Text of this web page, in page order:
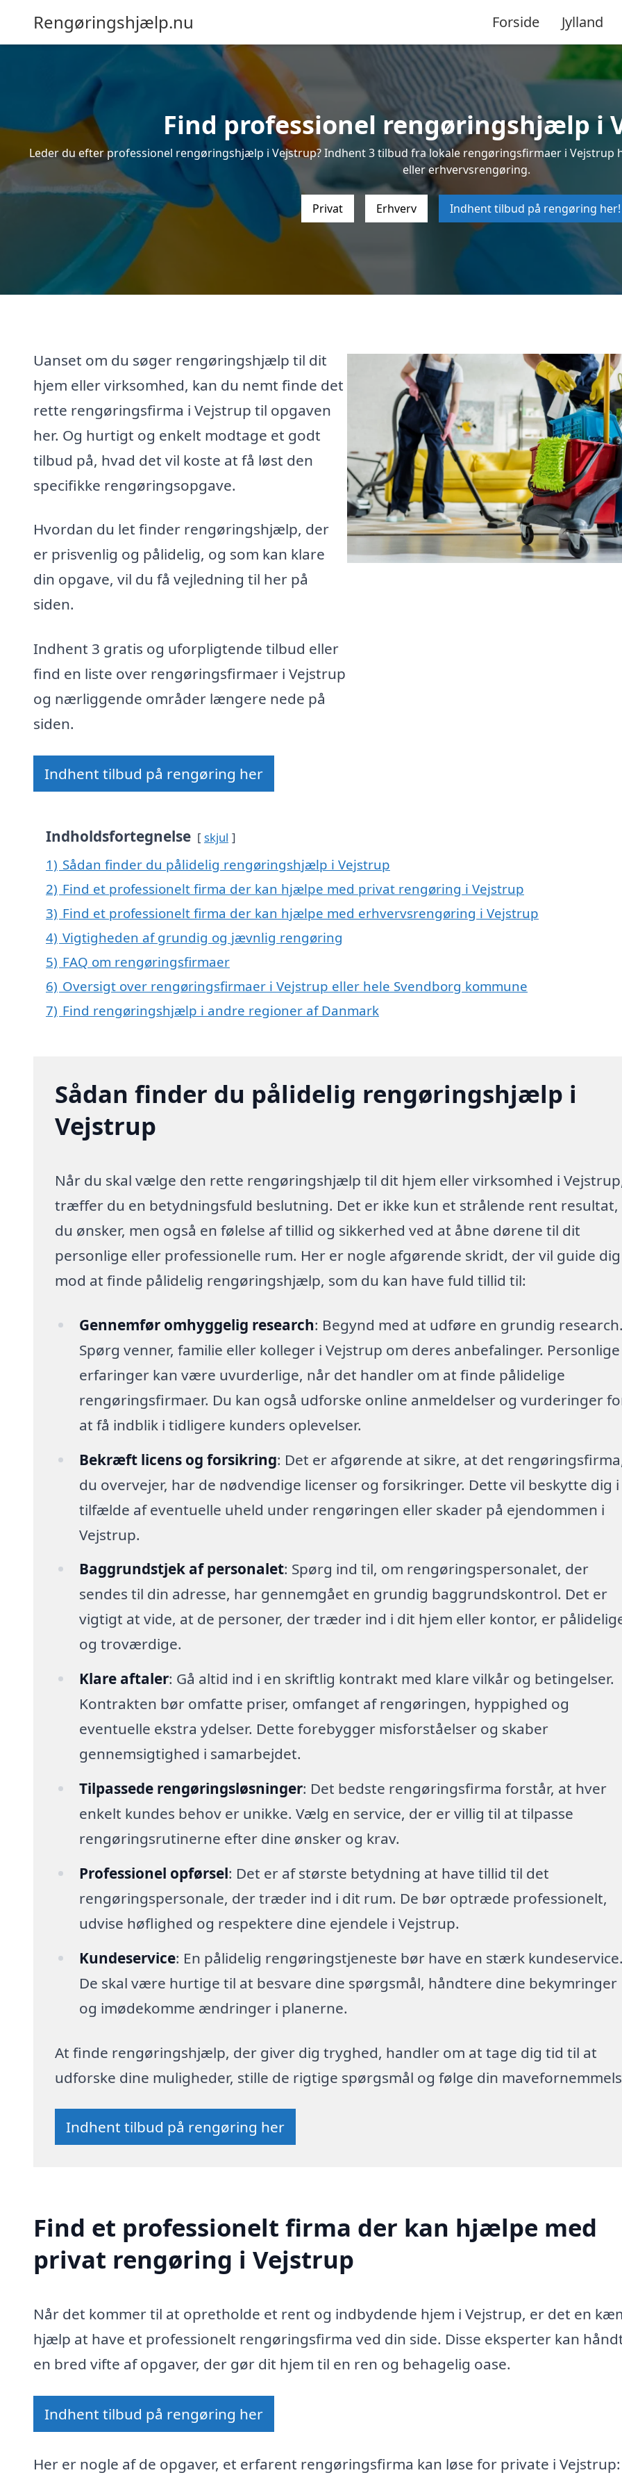
Rengøringshjælp.nu Forside Jylland
Find professionel rengøringshjælp i
Leder du efter professionel rengøringshjælp i Vejstrup? Indhent 3 tilbud fra lokale rengøringsfirmaer i
eller erhvervsrengøring.
Privat Erhverv Indhent tilbud på rengøring her!
Uanset om du søger rengøringshjælp til dit
hjem eller virksomhed, kan du nemt finde det
rette rengøringsfirma i Vejstrup til opgaven
her. Og hurtigt og enkelt modtage et godt
tilbud på, hvad det vil koste at få løst den
specifikke rengøringsopgave.
Hvordan du let finder rengøringshjælp, der
er prisvenlig og pålidelig, og som kan klare
din opgave, vil du få vejledning til her på
siden.
Indhent 3 gratis og uforpligtende tilbud eller
find en liste over rengøringsfirmaer i Vejstrup
og nærliggende områder længere nede på
siden.
Indhent tilbud på rengøring her
Indholdsfortegnelse skjul
1) Sådan finder du pålidelig rengøringshjælp i Vejstrup
2) Find et professionelt firma der kan hjælpe med privat rengøring i Vejstrup
3) Find et professionelt firma der kan hjælpe med erhvervsrengøring i Vejstrup
4) Vigtigheden af grundig og jævnlig rengøring
5) FAQ om rengøringsfirmaer
6) Oversigt over rengøringsfirmaer i Vejstrup eller hele Svendborg kommune
7) Find rengøringshjælp i andre regioner af Danmark
Sådan finder du pålidelig rengøringshjælp i
Vejstrup
Når du skal vælge den rette rengøringshjælp til dit hjem eller virksomhed i
træffer du en betydningsfuld beslutning. Det er ikke kun et strålende rent resultat,
du ønsker, men også en følelse af tillid og sikkerhed ved at åbne dørene til dit
personlige eller professionelle rum. Her er nogle afgørende skridt, der vil guide dig
mod at finde pålidelig rengøringshjælp, som du kan have fuld tillid til:
Gennemfør omhyggelig research: Begynd med at udføre en grundig
Spørg venner, familie eller kolleger i Vejstrup om deres anbefalinger. Personlige
erfaringer kan være uvurderlige, når det handler om at finde pålidelige
rengøringsfirmaer. Du kan også udforske online anmeldelser og vurderinger
at få indblik i tidligere kunders oplevelser.
Bekræft licens og forsikring: Det er afgørende at sikre, at det
du overvejer, har de nødvendige licenser og forsikringer. Dette vil beskytte dig i
tilfælde af eventuelle uheld under rengøringen eller skader på ejendommen i
Vejstrup.
Baggrundstjek af personalet: Spørg ind til, om rengøringspersonalet, der
sendes til din adresse, har gennemgået en grundig baggrundskontrol. Det er
vigtigt at vide, at de personer, der træder ind i dit hjem eller kontor, er
og troværdige.
Klare aftaler: Gå altid ind i en skriftlig kontrakt med klare vilkår og betingelser.
Kontrakten bør omfatte priser, omfanget af rengøringen, hyppighed og
eventuelle ekstra ydelser. Dette forebygger misforståelser og skaber
gennemsigtighed i samarbejdet.
Tilpassede rengøringsløsninger: Det bedste rengøringsfirma forstår, at hver
enkelt kundes behov er unikke. Vælg en service, der er villig til at tilpasse
rengøringsrutinerne efter dine ønsker og krav.
Professionel opførsel: Det er af største betydning at have tillid til det
rengøringspersonale, der træder ind i dit rum. De bør optræde professionelt,
udvise høflighed og respektere dine ejendele i Vejstrup.
Kundeservice: En pålidelig rengøringstjeneste bør have en stærk
De skal være hurtige til at besvare dine spørgsmål, håndtere dine bekymringer
og imødekomme ændringer i planerne.
At finde rengøringshjælp, der giver dig tryghed, handler om at tage dig tid til at
udforske dine muligheder, stille de rigtige spørgsmål og følge din
Indhent tilbud på rengøring her
Find et professionelt firma der kan hjælpe med
privat rengøring i Vejstrup
Når det kommer til at opretholde et rent og indbydende hjem i Vejstrup, er det en
hjælp at have et professionelt rengøringsfirma ved din side. Disse eksperter kan
en bred vifte af opgaver, der gør dit hjem til en ren og behagelig oase.
Indhent tilbud på rengøring her
Her er nogle af de opgaver, et erfarent rengøringsfirma kan løse for private i Vejstrup: